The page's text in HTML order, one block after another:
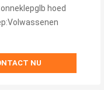
hoed
NU